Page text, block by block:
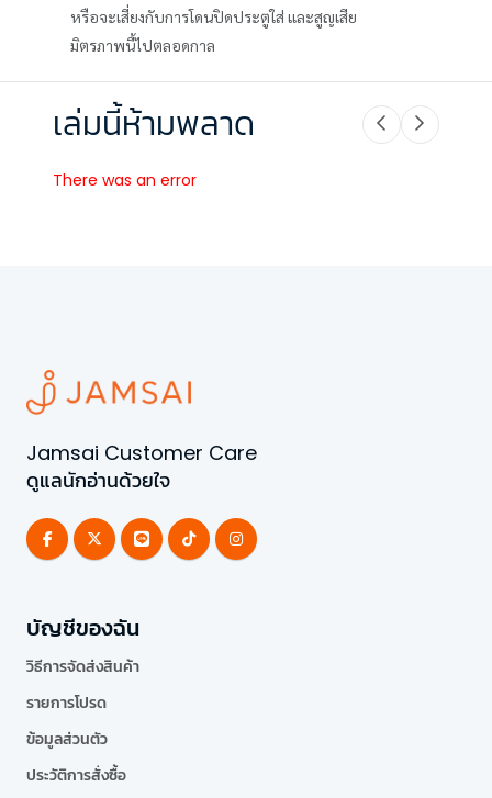
หรือจะเสี่ยงกับการโดนปิดประตูใส่ และสูญเสีย
มิตรภาพนี้ไปตลอดกาล
เล่มนี้ห้ามพลาด
There was an error
Jamsai Customer Care
ดูแลนักอ่านด้วยใจ
บัญชีของฉัน
วิธีการจัดส่งสินค้า
รายการโปรด
ข้อมูลส่วนตัว
ประวัติการสั่งซื้อ